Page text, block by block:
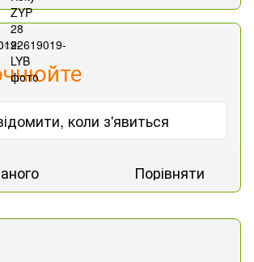
коли з'явиться
Порівняти